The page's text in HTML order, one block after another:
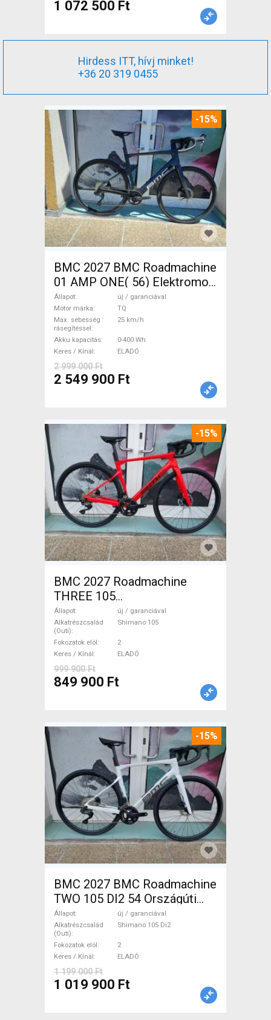
1 072 500 Ft
Hirdess ITT, hívj minket!
+36 20 319 0455
-15%
BMC 2027 BMC Roadmachine
01 AMP ONE( 56) Elektromos
Országúti / Gravel TQ új /
garanciával ELADÓ
Állapot
új / garanciával
Motor márka
TQ
Max. sebesség
rásegítéssel
25 km/h
Akku kapacitás
0-400 Wh
Keres / Kínál
ELADÓ
2 999 000 Ft
2 549 900 Ft
-15%
BMC 2027 Roadmachine
THREE 105
(47,51,54,56,58,61) Országúti
Shimano 105 tárcsafék új /
garanciával ELADÓ
Állapot
új / garanciával
Alkatrészcsalád
(Outi)
Shimano 105
Fokozatok elöl
2
Keres / Kínál
ELADÓ
999 900 Ft
849 900 Ft
-15%
BMC 2027 BMC Roadmachine
TWO 105 DI2 54 Országúti
Shimano 105 Di2 tárcsafék új
/ garanciával ELADÓ
Állapot
új / garanciával
Alkatrészcsalád
(Outi)
Shimano 105 Di2
Fokozatok elöl
2
Keres / Kínál
ELADÓ
1 199 000 Ft
1 019 900 Ft